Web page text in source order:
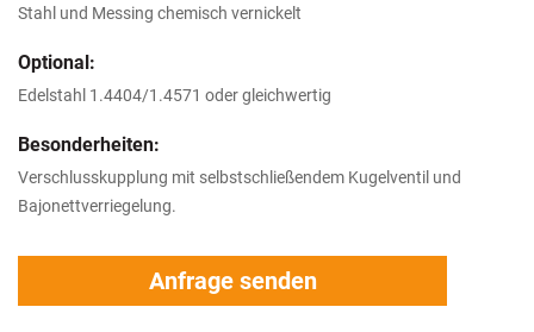
Stahl und Messing chemisch vernickelt
Optional:
Edelstahl 1.4404/1.4571 oder gleichwertig
Besonderheiten:
Verschlusskupplung mit selbstschließendem Kugelventil und
Bajonettverriegelung.
Anfrage senden